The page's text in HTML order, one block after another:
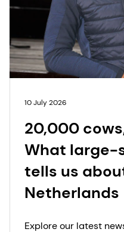
10 July 2026
20,000
What large-
tells us
Netherlands
Explore our latest